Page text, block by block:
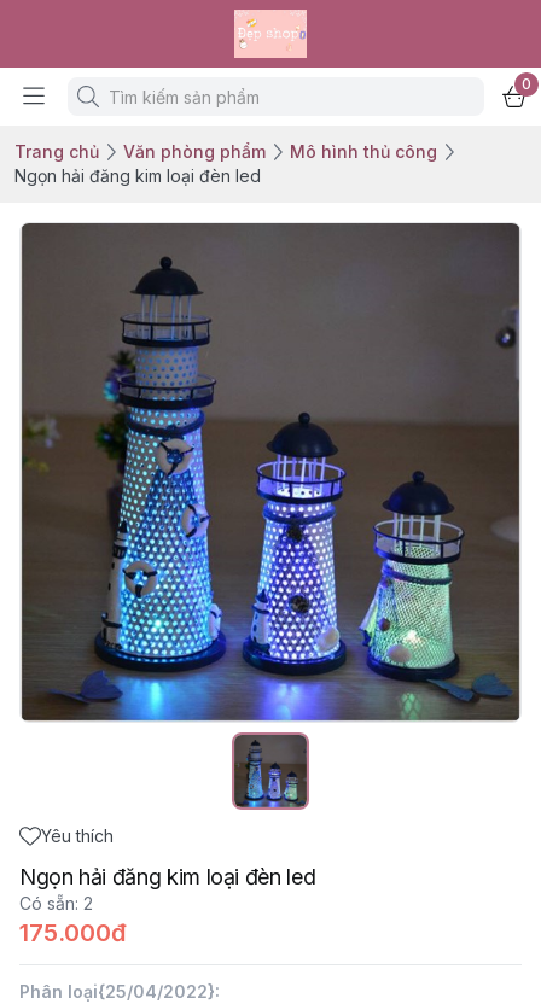
0
Trang chủ Văn phòng phẩm
Mô hình thủ công
Ngọn hải đăng kim loại đèn led
Yêu thích
Ngọn hải đăng kim loại đèn led
Có sẵn: 2
175.000đ
Phân loại{25/04/2022}: